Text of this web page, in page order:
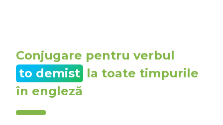
Conjugare pentru verbul
to demist la toate timpurile
în engleză